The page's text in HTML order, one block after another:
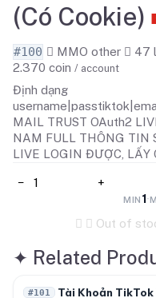
(Có Cookie)
#100 MMO other 47
2.370 coin / account
Định dạng
MAIL TRUST OAuth2
NAM FULL THÔNG TIN
LIVE LOGIN ĐƯỢC, LẤY
− +
MIN 1·
Out of
✦ Related
Out of stock
#101 Tài Khoản